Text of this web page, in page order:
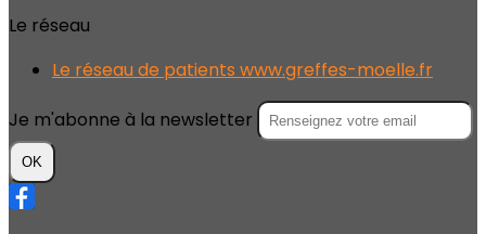
Le réseau
Le réseau de patients www.greffes-moelle.fr
Je m'abonne à la newsletter
OK